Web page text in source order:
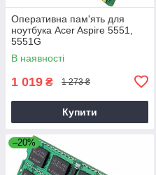
Оперативна пам'ять для
ноутбука Acer Aspire 5551,
5551G
В наявності
1 019 ₴ 1 273 ₴
Купити
–20%